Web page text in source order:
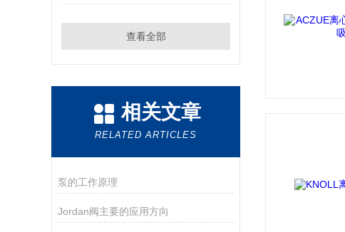
查看全部
相关文章
RELATED ARTICLES
泵的工作原理
Jordan阀主要的应用方向